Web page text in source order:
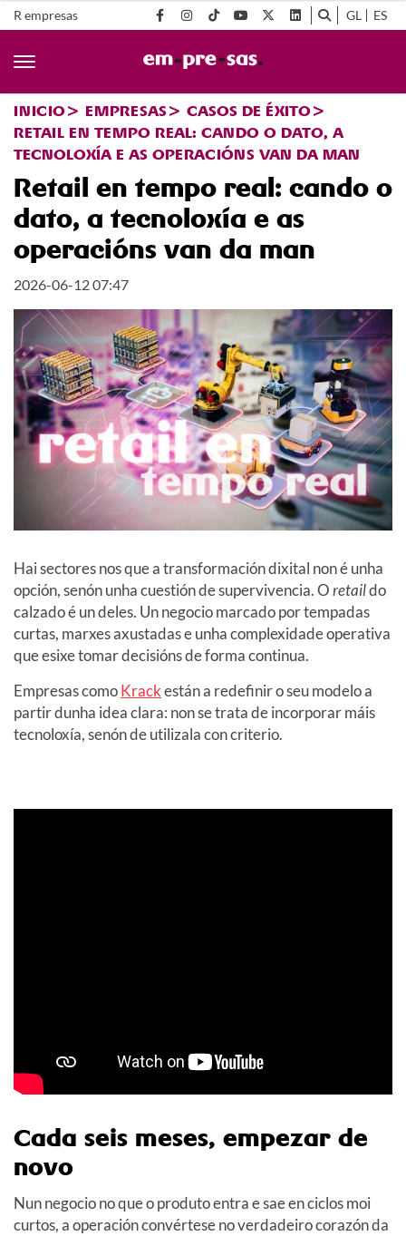
R empresas GL ES
INICIO EMPRESAS
CASOS DE ÉXITO
RETAIL EN TEMPO REAL: CANDO O DATO, A
TECNOLOXÍA E AS OPERACIÓNS VAN DA MAN
Retail en tempo real: cando o
dato, a tecnoloxía e as
operacións van da man
2026-06-12 07:47
Hai sectores nos que a transformación dixital non é unha
opción, senón unha cuestión de supervivencia. Oretaildo
calzado é un deles. Un negocio marcado por tempadas
curtas, marxes axustadas e unha complexidade operativa
que esixe tomar decisións de forma continua.
Empresas comoKrackestán a redefinir o seu modelo a
partir dunha idea clara: non se trata de incorporar máis
tecnoloxía, senón de utilizala con criterio.
Cada seis meses, empezar de
novo
Nun negocio no que o produto entra e sae en ciclos moi
curtos, a operación convértese no verdadeiro corazón da